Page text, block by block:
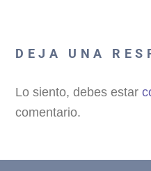
DEJA UNA
Lo siento, debes estar
comentario.